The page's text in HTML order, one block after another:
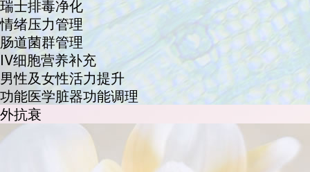
瑞士排毒净化
情绪压力管理
肠道菌群管理
IV细胞营养补充
男性及女性活力提升
功能医学脏器功能调理
外抗衰